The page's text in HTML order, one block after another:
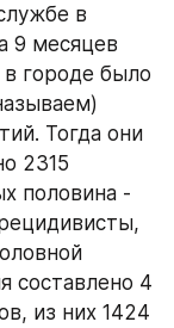
в
9 месяцев
городе было
Тогда они
2315
половина -
составлено 4
из них 1424